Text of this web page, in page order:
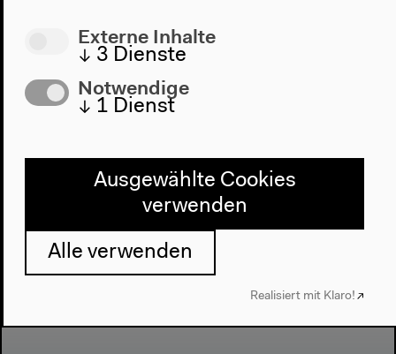
Hörzeug*innen:
Erinnerungen an
Externe Inhalte
↓ 3 Dienste
Notwendige
↓ 1 Dienst
Ausgewählte Cookies
verwenden
Alle verwenden
Realisiert mit Klaro!